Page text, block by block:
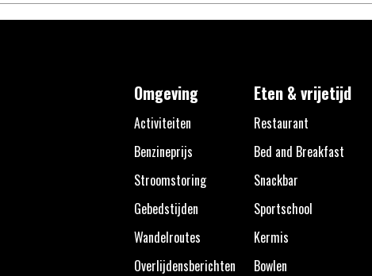
Omgeving
Activiteiten
Benzineprijs
Stroomstoring
Gebedstijden
Wandelroutes
Overlijdensberichten
Eten & vrijetijd
Restaurant
Bed and Breakfast
Snackbar
Sportschool
Kermis
Bowlen